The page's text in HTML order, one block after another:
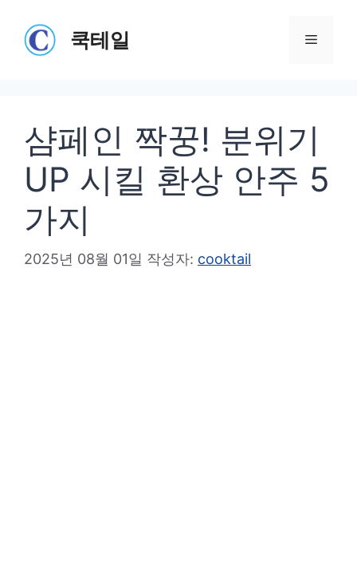
쿡테일 메
샴페인 짝꿍! 분위기
UP 시킬 환상 안주 5
가지
2025년 08월 01일 작성자: cooktail